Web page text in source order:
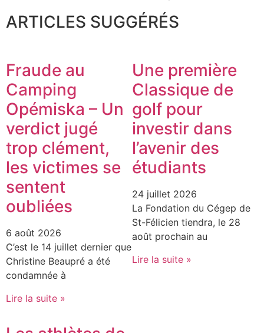
ARTICLES SUGGÉRÉS
Fraude au
Camping
Opémiska – Un
verdict jugé
trop clément,
les victimes se
sentent
oubliées
6 août 2026
C’est le 14 juillet dernier que
Christine Beaupré a été
condamnée à
Lire la suite »
Une première
Classique de
golf pour
investir dans
l’avenir des
étudiants
24 juillet 2026
La Fondation du Cégep de
St-Félicien tiendra, le 28
août prochain au
Lire la suite »